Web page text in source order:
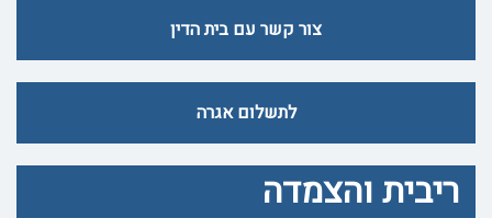
צור קשר עם בית הדין
לתשלום אגרה
ריבית והצמדה